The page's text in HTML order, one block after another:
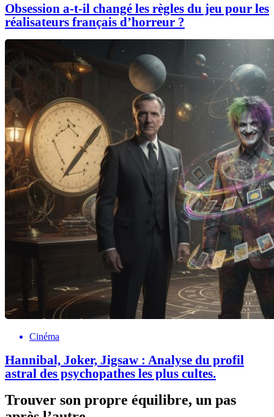
Obsession a-t-il changé les règles du jeu pour les
réalisateurs français d’horreur ?
Cinéma
Hannibal, Joker, Jigsaw : Analyse du profil
astral des psychopathes les plus cultes.
Trouver son propre équilibre, un pas